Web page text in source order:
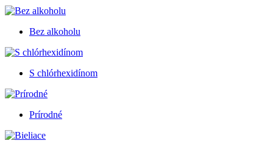
Bez alkoholu
S chlórhexidínom
Prírodné